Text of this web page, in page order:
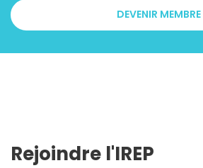
DEVENIR MEMBRE
Rejoindre l'IREP